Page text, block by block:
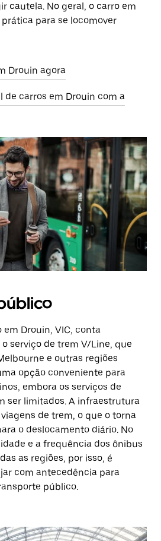
cautela. No geral, o carro em
para se locomover
Drouin agora
de carros em Drouin com a
Drouin, VIC, conta
serviço de trem V/Line, que
e outras regiões
opção conveniente para
embora os serviços de
ser limitados. A infraestrutura
de trem, o que o torna
o deslocamento diário. No
e a frequência dos ônibus
as regiões, por isso, é
com antecedência para
público.